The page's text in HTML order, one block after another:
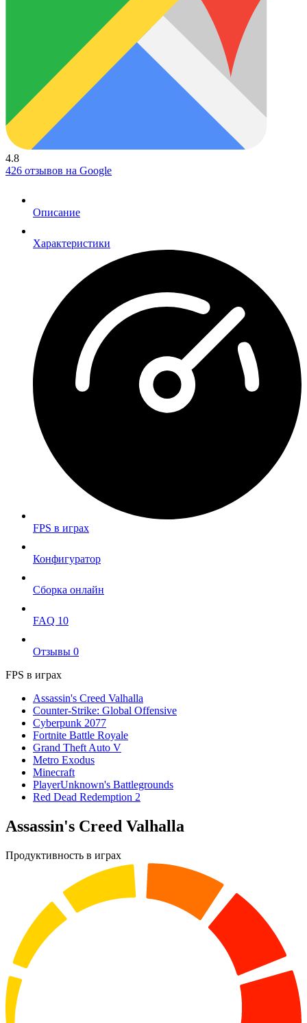
4.8
426 отзывов на Google
Описание
Характеристики
FPS в играх
Конфигуратор
Сборка онлайн
FAQ 10
Отзывы 0
FPS в играх
Assassin's Creed Valhalla
Counter-Strike: Global Offensive
Cyberpunk 2077
Fortnite Battle Royale
Grand Theft Auto V
Metro Exodus
Minecraft
PlayerUnknown's Battlegrounds
Red Dead Redemption 2
Assassin's Creed Valhalla
Продуктивность в играх